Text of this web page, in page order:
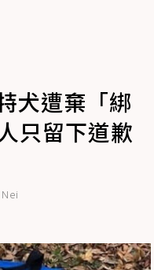
犬遭棄「綁
只留下道歉